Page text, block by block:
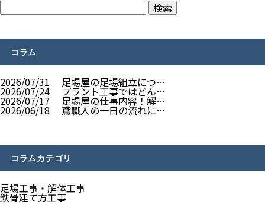
コラム
2026/07/31 足場屋の足場組立につ…
2026/07/24 プラント工事ではどん…
2026/07/17 足場屋の仕事内容！解…
2026/06/18 鳶職人の一日の流れに…
コラムカテゴリ
足場工事・解体工事
鉄骨建て方工事